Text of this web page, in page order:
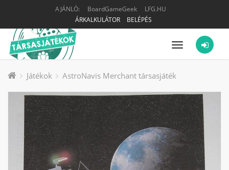
AJÁNLÓ: BoardGameGeek
LFG.HU
ÁRKALKULÁTOR
BELÉPÉS
Menü
Játékok AstroNavis Merchant társasjáték